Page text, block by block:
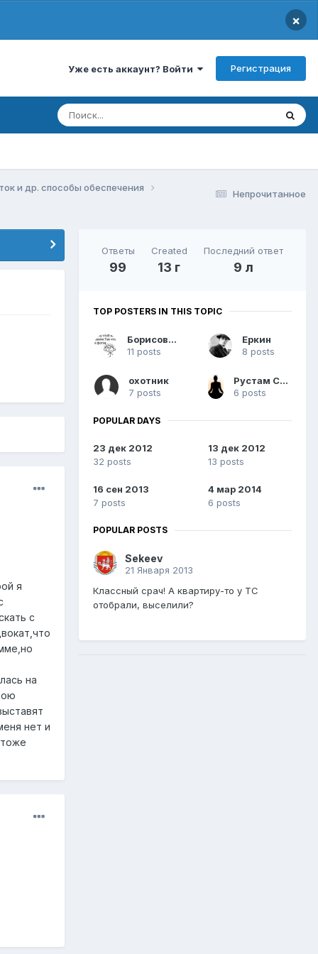
×
Уже есть аккаунт? Войти Регистрация
Непрочитанное
и др. способы обеспечения
я
с
на
нет и
Ответы
99
Created
13 г
Последний ответ
9 л
TOP POSTERS IN THIS TOPIC
Борисович
11 posts
Еркин
8 posts
охотник
7 posts
Рустам Садыкаев
6 posts
POPULAR DAYS
23 дек 2012
32 posts
13 дек 2012
13 posts
16 сен 2013
7 posts
4 мар 2014
6 posts
POPULAR POSTS
Sekeev
21 Января 2013
Классный срач! А квартиру-то у ТС
отобрали, выселили?